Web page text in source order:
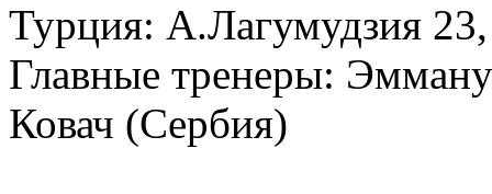
Турция: А.Лагумудзия
Главные тренеры:
Ковач (Сербия)